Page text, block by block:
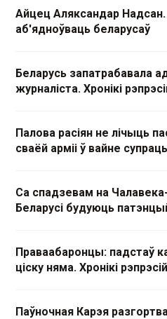
Айцец Аляксандар Надсан.
аб'ядноўваць беларусаў
Беларусь запатрабавала
журналіста. Хронікі
Палова расіян не лічыць
сваёй арміі ў вайне
Са спадзевам на
Беларусі будуюць
Праваабаронцы: падстаў
ціску няма. Хронікі
Паўночная Карэя